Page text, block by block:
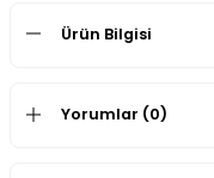
Ürün Bilgisi
Yorumlar (0)